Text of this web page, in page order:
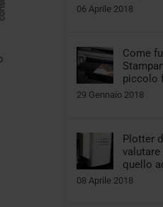
06 Aprile 2018
Come
piccolo
29 Gennaio 2018
Plotter
quello
08 Aprile 2018